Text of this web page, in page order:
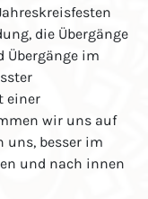
die Übergänge
Übergänge im
einer
wir uns auf
uns, besser im
und nach innen